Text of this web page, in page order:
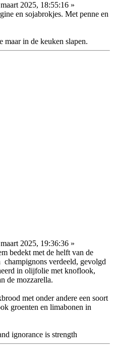
2025, 18:55:16 »
en sojabrokjes. Met penne en
in de keuken slapen.
2025, 19:36:36 »
bedekt met de helft van de
champignons verdeeld, gevolgd
in olijfolie met knoflook,
de mozzarella.
met onder andere een soort
groenten en limabonen in
ignorance is strength